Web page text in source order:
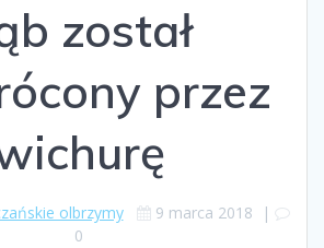
został
przez
olbrzymy 9 marca 2018 |
0